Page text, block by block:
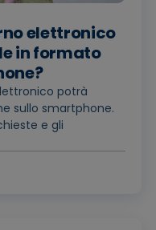
elettronico
in formato
potrà
sullo smartphone.
e gli